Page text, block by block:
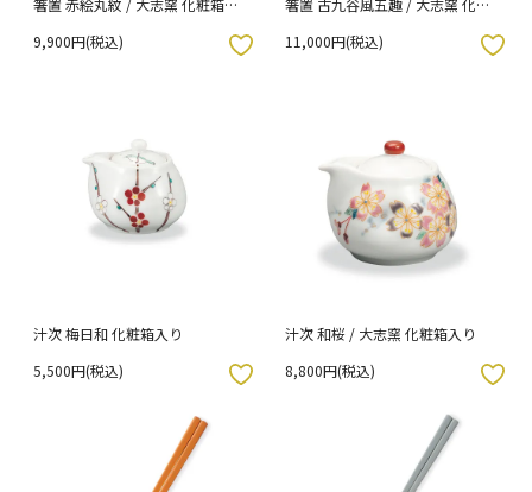
箸置 赤絵丸紋 / 大志窯 化粧箱入
9,900円(税込)
箸置 古九谷風五趣 / 大志窯 化粧
11,000円(税込)
お気に入りボタン
汁次 梅日和 化粧箱入り
5,500円(税込)
汁次 和桜 / 大志窯 化粧箱入り
8,800円(税込)
お気に入りボタン